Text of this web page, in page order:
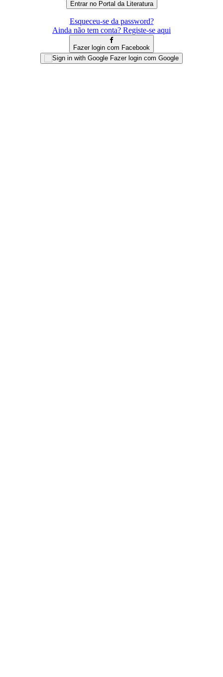
Esqueceu-se da password?
Ainda não tem conta? Registe-se aqui
Fazer login com Facebook
Fazer login com Google